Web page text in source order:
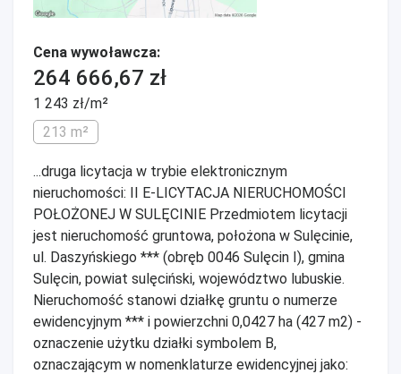
Cena wywoławcza:
264 666,67 zł
1 243 zł/m²
213 m²
...druga licytacja w trybie elektronicznym
nieruchomości: II E-LICYTACJA NIERUCHOMOŚCI
POŁOŻONEJ W SULĘCINIE Przedmiotem licytacji
jest nieruchomość gruntowa, położona w Sulęcinie,
ul. Daszyńskiego *** (obręb 0046 Sulęcin I), gmina
Sulęcin, powiat sulęciński, województwo lubuskie.
Nieruchomość stanowi działkę gruntu o numerze
ewidencyjnym *** i powierzchni 0,0427 ha (427 m2) -
oznaczenie użytku działki symbolem B,
oznaczającym w nomenklaturze ewidencyjnej jako: